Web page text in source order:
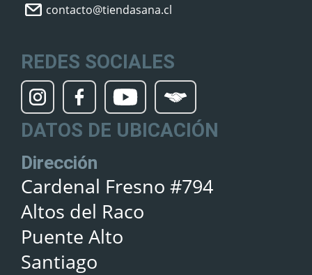
contacto@tiendasana.cl
REDES SOCIALES
DATOS DE UBICACIÓN
Dirección
Cardenal Fresno #794
Altos del Raco
Puente Alto
Santiago